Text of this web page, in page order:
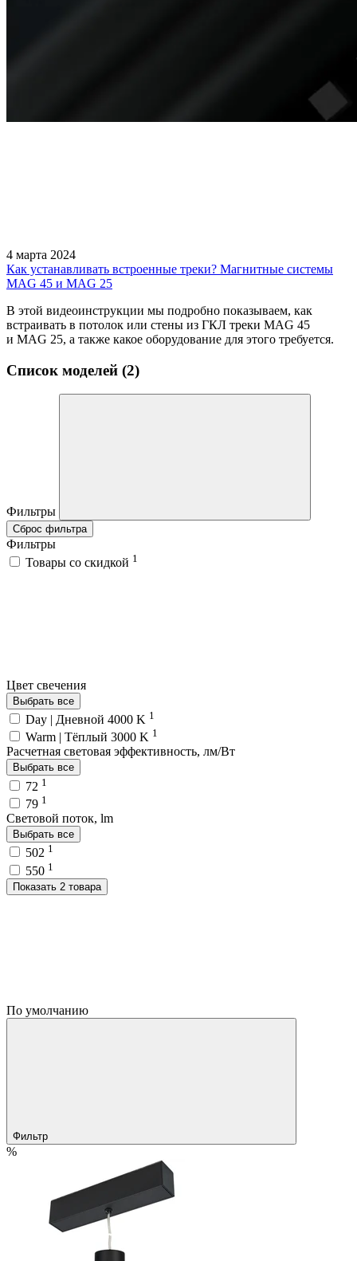
4 марта 2024
Как устанавливать встроенные треки? Магнитные системы
MAG 45 и MAG 25
В этой видеоинструкции мы подробно показываем, как
встраивать в потолок или стены из ГКЛ треки MAG 45
и MAG 25, а также какое оборудование для этого требуется.
Список моделей (2)
Фильтры
Сброс фильтра
Фильтры
Товары со скидкой 1
Цвет свечения
Выбрать все
Day | Дневной 4000 K 1
Warm | Тёплый 3000 K 1
Расчетная световая эффективность, лм/Вт
Выбрать все
72 1
79 1
Световой поток, lm
Выбрать все
502 1
550 1
Показать 2 товара
По умолчанию
Фильтр
%